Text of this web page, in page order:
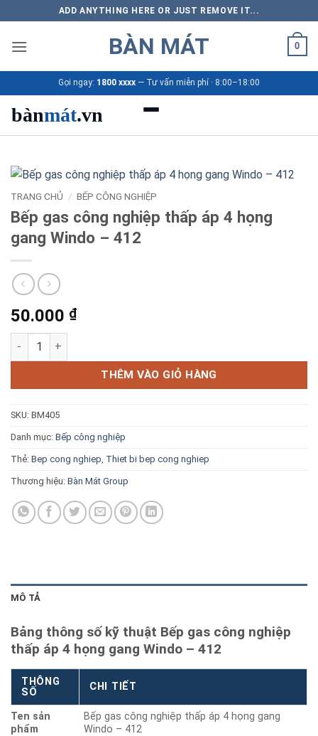
qua
nội
ADD ANYTHING HERE OR JUST REMOVE IT...
BÀN MÁT 0
Gọi ngay: 1800 xxxx — Tư vấn miễn phí · 8:00–18:00
bànmát.vn
Sản phẩm
Thương hiệu
Bảng giá 2026
Ứng dụng
Blog kiến thức
TRANG CHỦ / BẾP CÔNG NGHIỆP
Bếp gas công nghiệp thấp áp 4 họng
gang Windo – 412
50.000 ₫
Bếp gas công nghiệp thấp áp 4 họng gang Windo – 412 số
THÊM VÀO GIỎ HÀNG
SKU: BM405
Danh mục: Bếp công nghiệp
Thẻ: Bep cong nghiep Thiet bi bep cong nghiep
Thương hiệu: Bàn Mát Group
MÔ TẢ
Bảng thông số kỹ thuật Bếp gas công nghiệp
thấp áp 4 họng gang Windo – 412
THÔNG
SỐ
CHI TIẾT
Ten sản
phẩm
Bếp gas công nghiệp thấp áp 4 họng gang
Windo – 412